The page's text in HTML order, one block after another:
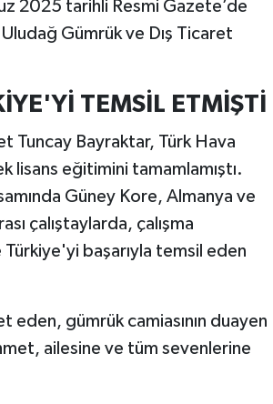
2025 tarihli Resmi Gazete’de
Gümrük ve Dış Ticaret
TEMSİL ETMİŞTİ
Tuncay Bayraktar, Türk Hava
lisans eğitimini tamamlamıştı.
Güney Kore, Almanya ve
çalıştaylarda, çalışma
başarıyla temsil eden
eden, gümrük camiasının duayen
ailesine ve tüm sevenlerine